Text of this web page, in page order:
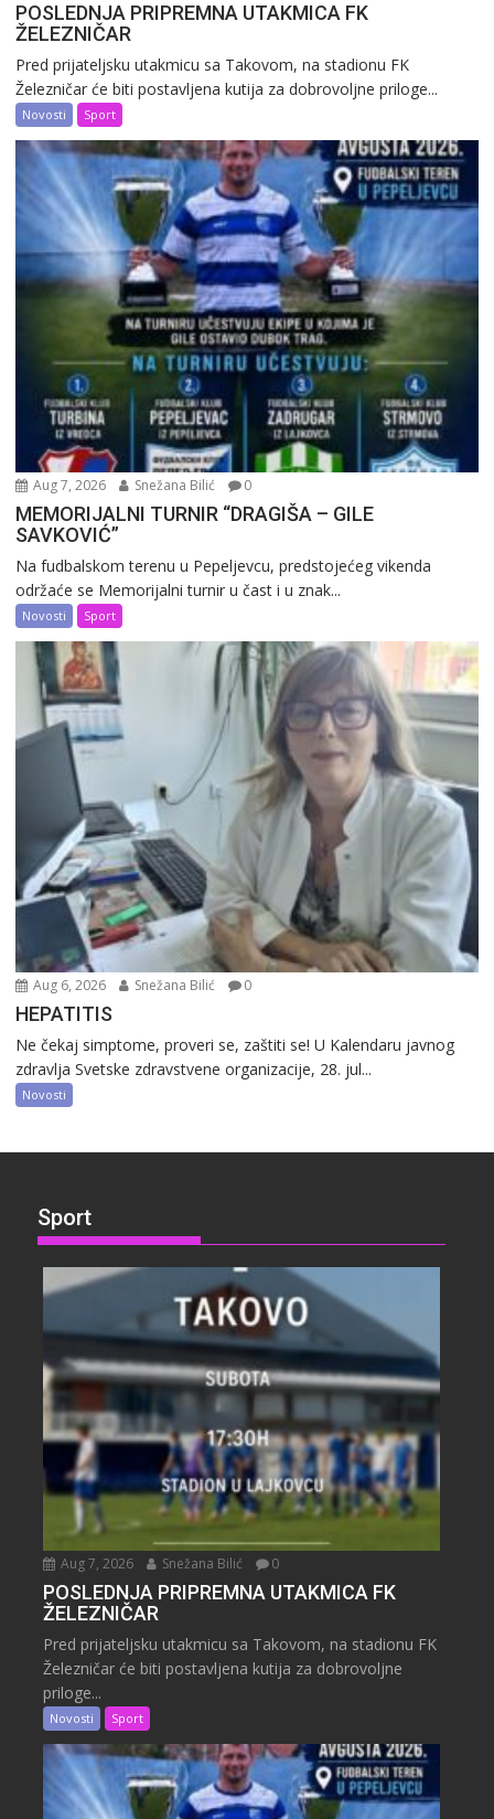
POSLEDNJA PRIPREMNA UTAKMICA FK
ŽELEZNIČAR
Pred prijateljsku utakmicu sa Takovom, na stadionu FK
Železničar će biti postavljena kutija za dobrovoljne priloge...
Novosti Sport
Aug 7, 2026 Snežana Bilić 0
MEMORIJALNI TURNIR “DRAGIŠA – GILE
SAVKOVIĆ”
Na fudbalskom terenu u Pepeljevcu, predstojećeg vikenda
održaće se Memorijalni turnir u čast i u znak...
Novosti Sport
Aug 6, 2026 Snežana Bilić 0
HEPATITIS
Ne čekaj simptome, proveri se, zaštiti se! U Kalendaru javnog
zdravlja Svetske zdravstvene organizacije, 28. jul...
Novosti
Sport
Aug 7, 2026 Snežana Bilić 0
POSLEDNJA PRIPREMNA UTAKMICA FK
ŽELEZNIČAR
Pred prijateljsku utakmicu sa Takovom, na stadionu FK
Železničar će biti postavljena kutija za dobrovoljne
priloge...
Novosti Sport